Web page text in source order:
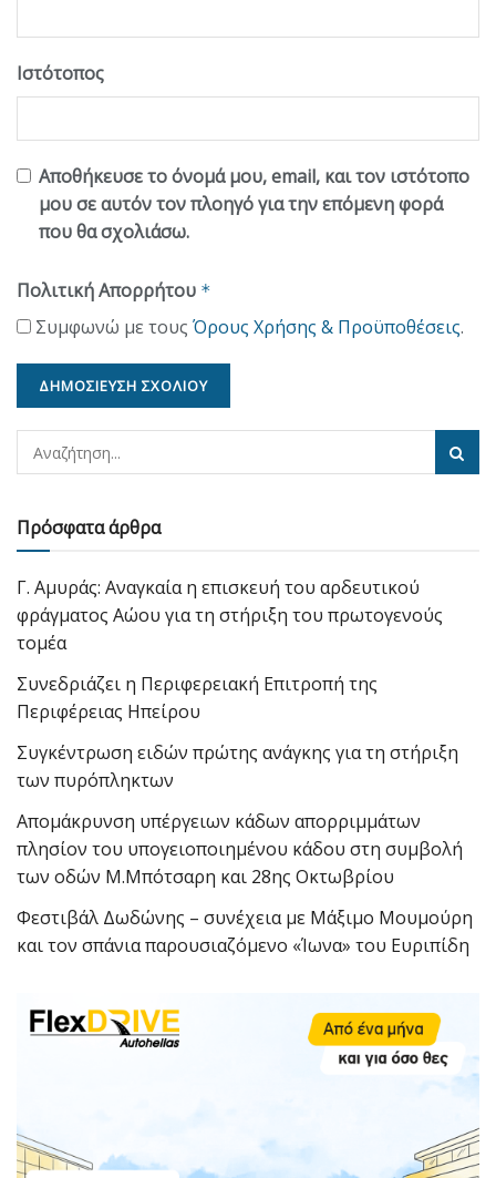
Ιστότοπος
Αποθήκευσε το όνομά μου, email, και τον ιστότοπο
μου σε αυτόν τον πλοηγό για την επόμενη φορά
που θα σχολιάσω.
Πολιτική Απορρήτου *
Συμφωνώ με τους Όρους Χρήσης & Προϋποθέσεις.
Πρόσφατα άρθρα
Γ. Αμυράς: Αναγκαία η επισκευή του αρδευτικού
φράγματος Αώου για τη στήριξη του πρωτογενούς
τομέα
Συνεδριάζει η Περιφερειακή Επιτροπή της
Περιφέρειας Ηπείρου
Συγκέντρωση ειδών πρώτης ανάγκης για τη στήριξη
των πυρόπληκτων
Απομάκρυνση υπέργειων κάδων απορριμμάτων
πλησίον του υπογειοποιημένου κάδου στη συμβολή
των οδών Μ.Μπότσαρη και 28ης Οκτωβρίου
Φεστιβάλ Δωδώνης – συνέχεια με Μάξιμο Μουμούρη
και τον σπάνια παρουσιαζόμενο «Ίωνα» του Ευριπίδη